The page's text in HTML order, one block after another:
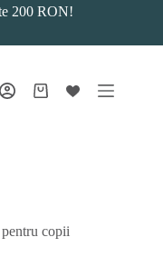
200 RON!
Coș
copii